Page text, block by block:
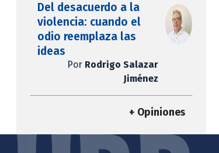
Del desacuerdo a la
violencia: cuando el
odio reemplaza las
ideas
Por Rodrigo Salazar
Jiménez
+ Opiniones